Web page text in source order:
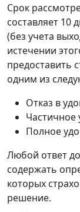
Срок
составляет 10
(без учета
истечении
предоставить
одним из
Отказ в
Частичное
Полное
Любой ответ
содержать
которых
решение.